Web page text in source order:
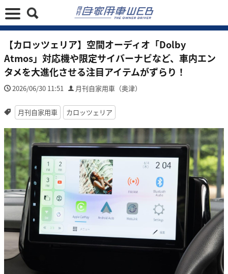
【カロッツェリア】空間オーディオ「Dolby
Atmos」対応機や限定サイバーナビなど、車内エン
タメを大進化させる注目アイテムがずらり！
2026/06/30 11:51 月刊自家用車（奥津）
月刊自家用車 カロッツェリア